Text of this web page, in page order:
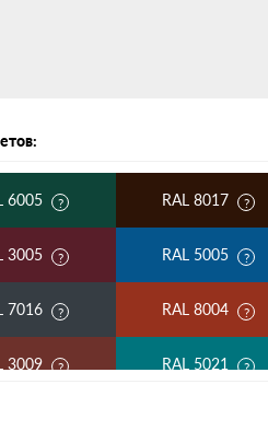
6005 RAL 8017
3005 RAL 5005
7016 RAL 8004
3009 RAL 5021